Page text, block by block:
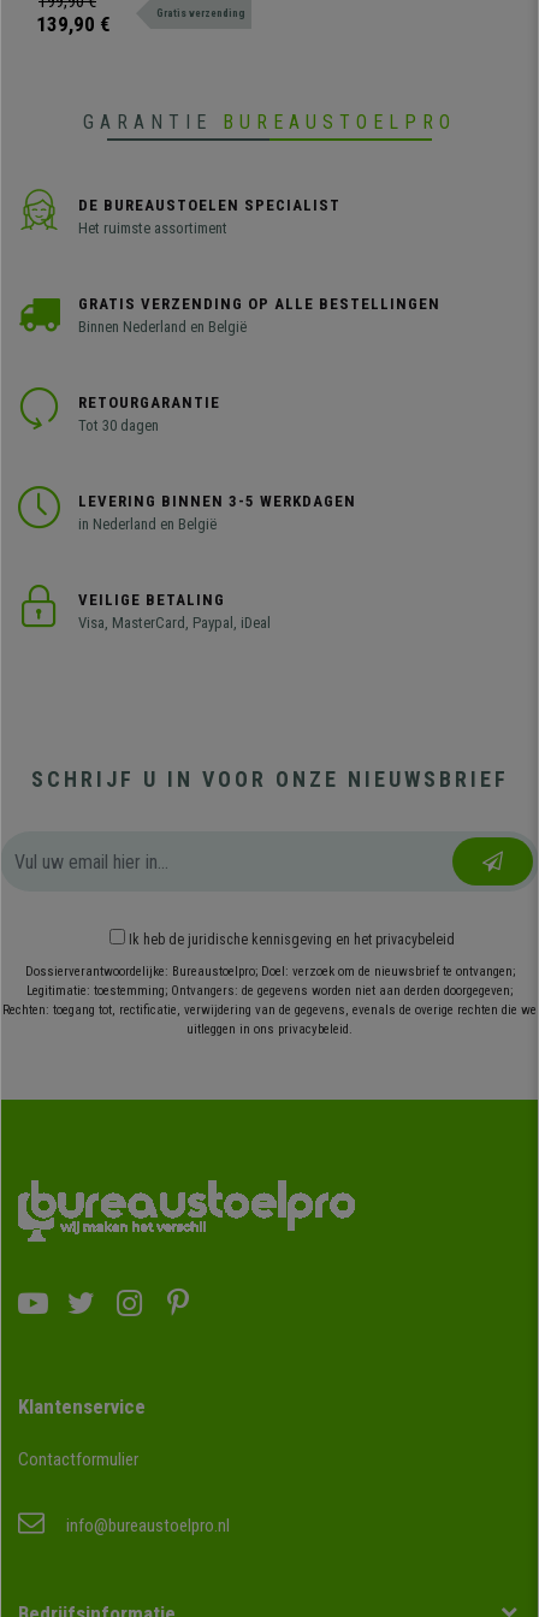
perfect past in elke ruimte.
139,90 € Gratis verzending
GARANTIE BUREAUSTOELPRO
DE BUREAUSTOELEN SPECIALIST
Het ruimste assortiment
GRATIS VERZENDING OP ALLE BESTELLINGEN
Binnen Nederland en België
RETOURGARANTIE
Tot 30 dagen
LEVERING BINNEN 3-5 WERKDAGEN
in Nederland en België
VEILIGE BETALING
Visa, MasterCard, Paypal, iDeal
SCHRIJF U IN VOOR ONZE NIEUWSBRIEF
Ik heb de juridische kennisgeving en het privacybeleid
Dossierverantwoordelijke: Bureaustoelpro; Doel: verzoek om de nieuwsbrief te ontvangen;
Legitimatie: toestemming; Ontvangers: de gegevens worden niet aan derden doorgegeven;
Rechten: toegang tot, rectificatie, verwijdering van de gegevens, evenals de overige rechten die we
uitleggen in ons privacybeleid.
Klantenservice
Contactformulier
info@bureaustoelpro.nl